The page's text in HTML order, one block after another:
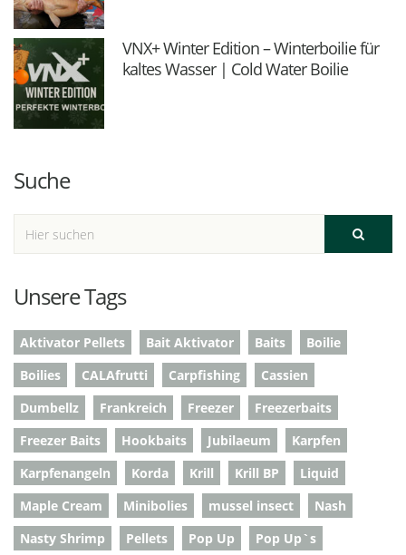
VNX+ Winter Edition – Winterboilie für
kaltes Wasser | Cold Water Boilie
Suche
Unsere Tags
Aktivator Pellets Bait Aktivator Baits
Boilie
Boilies
CALAfrutti Carpfishing
Cassien
Dumbellz
Frankreich Freezer
Freezerbaits
Freezer Baits
Hookbaits Jubilaeum
Karpfen
Karpfenangeln
Korda Krill Krill BP
Liquid
Maple Cream
Minibolies mussel insect
Nash
Nasty Shrimp
Pellets Pop Up
Pop Up`s